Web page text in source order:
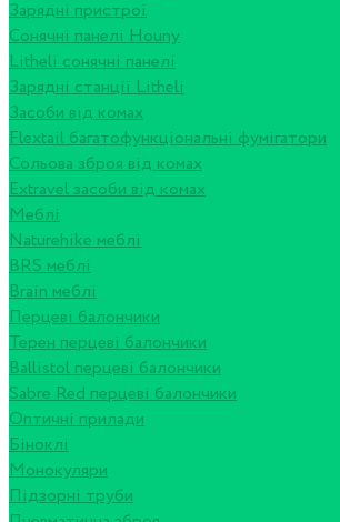
Зарядні пристрої
Сонячні панелі Houny
Litheli сонячні панелі
Зарядні станції Litheli
Засоби від комах
Flextail багатофункціональні фумігатори
Сольова зброя від комах
Extravel засоби від комах
Меблі
Naturehike меблі
BRS меблі
Brain меблі
Перцеві балончики
Терен перцеві балончики
Ballistol перцеві балончики
Sabre Red перцеві балончики
Оптичні прилади
Біноклі
Монокуляри
Підзорні труби